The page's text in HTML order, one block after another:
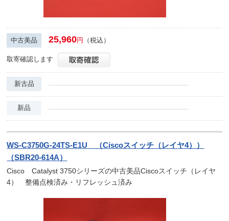
中古美品 25,960円 （税込）
取寄確認します
新古品
新品
WS-C3750G-24TS-E1U （Ciscoスイッチ（レイヤ4））
（SBR20-614A）
Cisco Catalyst 3750シリーズの中古美品Ciscoスイッチ（レイヤ
4） 整備点検済み・リフレッシュ済み